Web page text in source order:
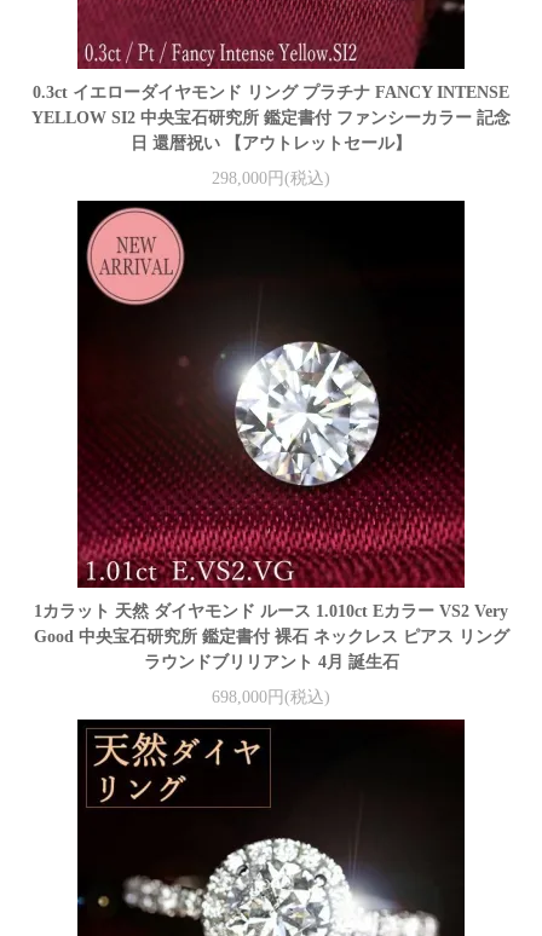
0.3ct イエローダイヤモンド リング プラチナ FANCY INTENSE
YELLOW SI2 中央宝石研究所 鑑定書付 ファンシーカラー 記念
日 還暦祝い 【アウトレットセール】
298,000円(税込)
1カラット 天然 ダイヤモンド ルース 1.010ct Eカラー VS2 Very
Good 中央宝石研究所 鑑定書付 裸石 ネックレス ピアス リング
ラウンドブリリアント 4月 誕生石
698,000円(税込)